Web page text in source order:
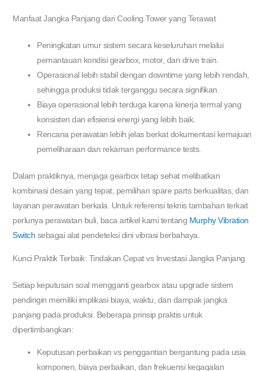
Manfaat Jangka Panjang dari Cooling Tower yang Terawat
Peningkatan umur sistem secara keseluruhan melalui
pemantauan kondisi gearbox, motor, dan drive train.
Operasional lebih stabil dengan downtime yang lebih rendah,
sehingga produksi tidak terganggu secara signifikan.
Biaya operasional lebih terduga karena kinerja termal yang
konsisten dan efisiensi energi yang lebih baik.
Rencana perawatan lebih jelas berkat dokumentasi kemajuan
pemeliharaan dan rekaman performance tests.
Dalam praktiknya, menjaga gearbox tetap sehat melibatkan
kombinasi desain yang tepat, pemilihan spare parts berkualitas, dan
layanan perawatan berkala. Untuk referensi teknis tambahan terkait
perlunya perawatan buli, baca artikel kami tentang Murphy Vibration
Switch sebagai alat pendeteksi dini vibrasi berbahaya.
Kunci Praktik Terbaik: Tindakan Cepat vs Investasi Jangka Panjang
Setiap keputusan soal mengganti gearbox atau upgrade sistem
pendingin memiliki implikasi biaya, waktu, dan dampak jangka
panjang pada produksi. Beberapa prinsip praktis untuk
dipertimbangkan:
Keputusan perbaikan vs penggantian bergantung pada usia
komponen, biaya perbaikan, dan frekuensi kegagalan